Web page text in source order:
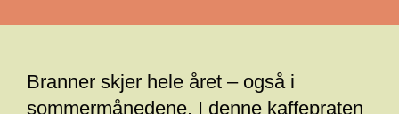
Branner skjer hele året – også i
sommermånedene. I denne kaffepraten